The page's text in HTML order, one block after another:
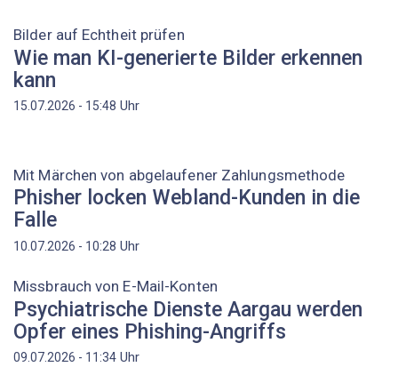
Bilder auf Echtheit prüfen
Wie man KI-generierte Bilder erkennen
kann
15.07.2026 - 15:48 Uhr
Mit Märchen von abgelaufener Zahlungsmethode
Phisher locken Webland-Kunden in die
Falle
10.07.2026 - 10:28 Uhr
Missbrauch von E-Mail-Konten
Psychiatrische Dienste Aargau werden
Opfer eines Phishing-Angriffs
09.07.2026 - 11:34 Uhr